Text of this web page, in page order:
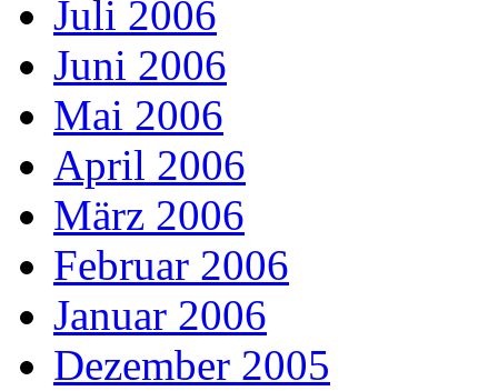
Juli 2006
Juni 2006
Mai 2006
April 2006
März 2006
Februar 2006
Januar 2006
Dezember 2005